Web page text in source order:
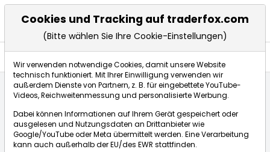
Börse:
Cookies und Tracking auf traderfox.com
(Bitte wählen Sie Ihre Cookie-Einstellungen)
Wir verwenden notwendige Cookies, damit unsere Website
technisch funktioniert. Mit Ihrer Einwilligung verwenden wir
außerdem Dienste von Partnern, z. B. für eingebettete YouTube-
Videos, Reichweitenmessung und personalisierte Werbung.
Dabei können Informationen auf Ihrem Gerät gespeichert oder
ausgelesen und Nutzungsdaten an Drittanbieter wie
Google/YouTube oder Meta übermittelt werden. Eine Verarbeitung
kann auch außerhalb der EU/des EWR stattfinden.